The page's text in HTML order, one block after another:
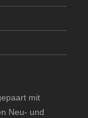
mit
Neu- und